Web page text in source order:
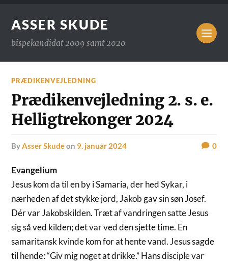
ASSER SKUDE
bispekandidat 2009 samt 2020
PRÆDIKENVEJLEDNING
Prædikenvejledning 2. s. e.
Helligtrekonger 2024
byAsser Skudeon 9. januar 2024 0
Evangelium
Jesus kom da til en by i Samaria, der hed Sykar, i
nærheden af det stykke jord, Jakob gav sin søn Josef.
Dér var Jakobskilden. Træt af vandringen satte Jesus
sig så ved kilden; det var ved den sjette time. En
samaritansk kvinde kom for at hente vand. Jesus sagde
til hende: “Giv mig noget at drikke.” Hans disciple var